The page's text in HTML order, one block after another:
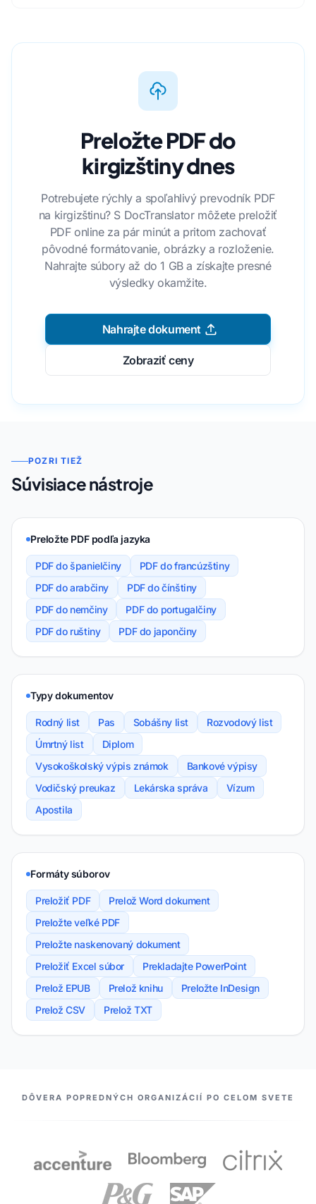
Preložte PDF do
kirgizštiny dnes
Potrebujete rýchly a spoľahlivý prevodník PDF
na kirgizštinu? S DocTranslator môžete preložiť
PDF online za pár minút a pritom zachovať
pôvodné formátovanie, obrázky a rozloženie.
Nahrajte súbory až do 1 GB a získajte presné
výsledky okamžite.
Nahrajte dokument
Zobraziť ceny
POZRI TIEŽ
Súvisiace nástroje
Preložte PDF podľa jazyka
PDF do španielčiny
PDF do francúzštiny
PDF do arabčiny
PDF do čínštiny
PDF do nemčiny
PDF do portugalčiny
PDF do ruštiny
PDF do japončiny
Typy dokumentov
Rodný list Pas Sobášny list
Rozvodový list
Úmrtný list
Diplom
Vysokoškolský výpis známok
Bankové výpisy
Vodičský preukaz
Lekárska správa
Vízum
Apostila
Formáty súborov
Preložiť PDF
Prelož Word dokument
Preložte veľké PDF
Preložte naskenovaný dokument
Preložiť Excel súbor
Prekladajte PowerPoint
Prelož EPUB
Prelož knihu
Preložte InDesign
Prelož CSV
Prelož TXT
NAŠI PARTNERI
DÔVERA POPREDNÝCH ORGANIZÁCIÍ PO CELOM SVETE